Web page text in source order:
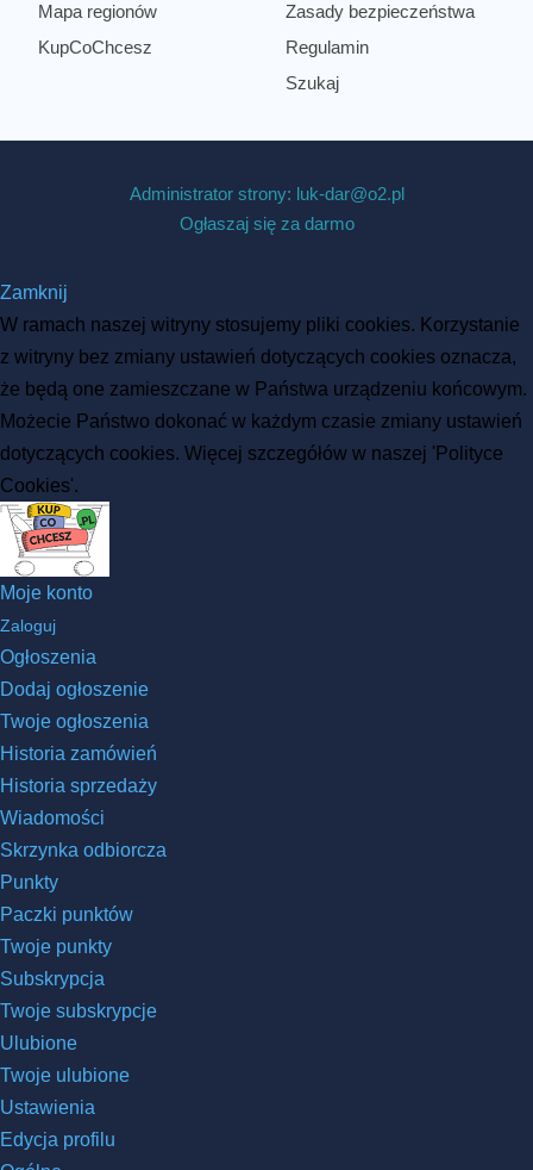
Mapa regionów
KupCoChcesz
Zasady bezpieczeństwa
Regulamin
Szukaj
Administrator strony: luk-dar@o2.pl
Ogłaszaj się za darmo
Zamknij
W ramach naszej witryny stosujemy pliki cookies. Korzystanie
z witryny bez zmiany ustawień dotyczących cookies oznacza,
że będą one zamieszczane w Państwa urządzeniu końcowym.
Możecie Państwo dokonać w każdym czasie zmiany ustawień
dotyczących cookies. Więcej szczegółów w naszej 'Polityce
Cookies'.
Moje konto
Zaloguj
Ogłoszenia
Dodaj ogłoszenie
Twoje ogłoszenia
Historia zamówień
Historia sprzedaży
Wiadomości
Skrzynka odbiorcza
Punkty
Paczki punktów
Twoje punkty
Subskrypcja
Twoje subskrypcje
Ulubione
Twoje ulubione
Ustawienia
Edycja profilu